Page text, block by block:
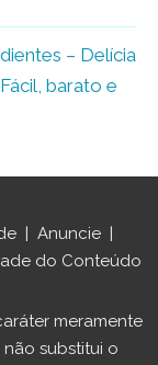
– Delícia
barato e
Anuncie
do Conteúdo
meramente
substitui o